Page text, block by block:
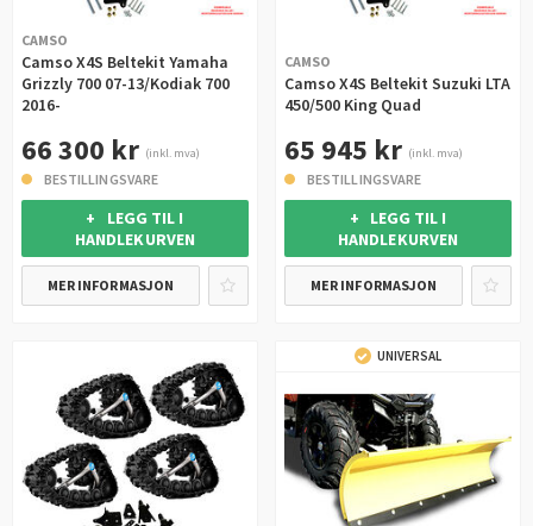
CAMSO
Camso X4S Beltekit Yamaha
Grizzly 700 07-13/Kodiak 700
2016-
66 300 kr (inkl. mva)
BESTILLINGSVARE
+ LEGG TIL I
HANDLEKURVEN
MER INFORMASJON
CAMSO
Camso X4S Beltekit Suzuki LTA
450/500 King Quad
65 945 kr (inkl. mva)
BESTILLINGSVARE
+ LEGG TIL I
HANDLEKURVEN
MER INFORMASJON
UNIVERSAL